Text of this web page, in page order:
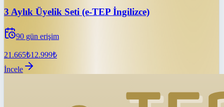
3 Aylık Üyelik Seti (e-TEP İngilizce)
90 gün erişim
21.665₺12.999₺
İncele